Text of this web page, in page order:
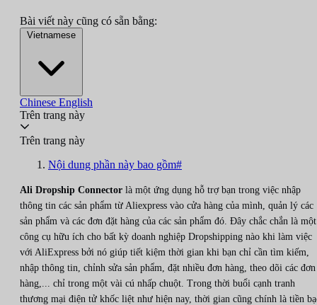
Bài viết này cũng có sẵn bằng:
Vietnamese
Chinese English
Trên trang này
Trên trang này
Nội dung phần này bao gồm#
Ali Dropship Connector là một ứng dụng hỗ trợ bạn trong việc nhập
thông tin các sản phẩm từ Aliexpress vào cửa hàng của mình, quản lý các
sản phẩm và các đơn đặt hàng của các sản phẩm đó. Đây chắc chắn là một
công cụ hữu ích cho bất kỳ doanh nghiệp Dropshipping nào khi làm việc
với AliExpress bởi nó giúp tiết kiệm thời gian khi bạn chỉ cần tìm kiếm,
nhập thông tin, chỉnh sửa sản phẩm, đặt nhiều đơn hàng, theo dõi các đơn
hàng,... chỉ trong một vài cú nhấp chuột. Trong thời buổi cạnh tranh
thương mại điện tử khốc liệt như hiện nay, thời gian cũng chính là tiền